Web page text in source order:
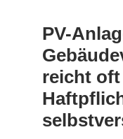
PV-
reicht